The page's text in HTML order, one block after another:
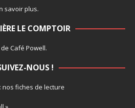
savoir plus.
LE COMPTOIR
de Café Powell.
NOUS !
nos fiches de lecture